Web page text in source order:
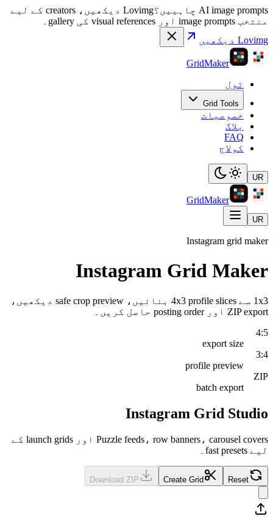
Lovimg دیکھیں، creators کے لیے
1x3 سے 4x3 profile slices بنائیں، safe crop preview دیکھیں،
Puzzle feeds، row banners، carousel covers اور launch grids کے